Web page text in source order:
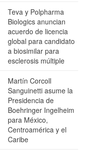
Teva y Polpharma
Biologics anuncian
acuerdo de licencia
global para candidato
a biosimilar para
esclerosis múltiple
Martín Corcoll
Sanguinetti asume la
Presidencia de
Boehringer Ingelheim
para México,
Centroamérica y el
Caribe